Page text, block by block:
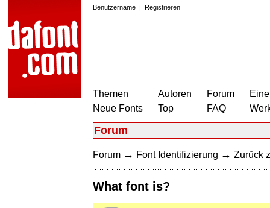
Benutzername | Registrieren
Themen
Neue Fonts
Autoren
Top
Forum
FAQ
Forum
Forum → Font Identifizierung → Zurück
What font is?